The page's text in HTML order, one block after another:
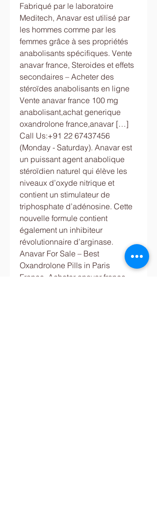
Fabriqué par le laboratoire
Meditech, Anavar est utilisé par
les hommes comme par les
femmes grâce à ses propriétés
anabolisants spécifiques. Vente
anavar france, Steroides et effets
secondaires – Acheter des
stéroïdes anabolisants en ligne
Vente anavar france 100 mg
anabolisant,achat generique
oxandrolone france,anavar […]
Call Us:+91 22 67437456
(Monday - Saturday). Anavar est
un puissant agent anabolique
stéroïdien naturel qui élève les
niveaux d’oxyde nitrique et
contient un stimulateur de
triphosphate d’adénosine. Cette
nouvelle formule contient
également un inhibiteur
révolutionnaire d’arginase.
Anavar For Sale – Best
Oxandrolone Pills in Paris
France. Acheter anavar france,